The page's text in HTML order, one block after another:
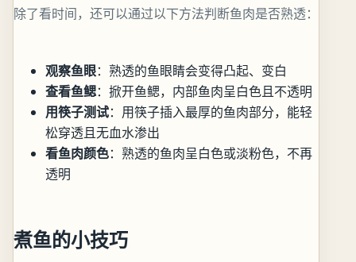
除了看时间，还可以通过以下方法判断鱼肉是否熟透：
观察鱼眼：熟透的鱼眼睛会变得凸起、变白
查看鱼鳃：掀开鱼鳃，内部鱼肉呈白色且不透明
用筷子测试：用筷子插入最厚的鱼肉部分，能轻
松穿透且无血水渗出
看鱼肉颜色：熟透的鱼肉呈白色或淡粉色，不再
透明
煮鱼的小技巧